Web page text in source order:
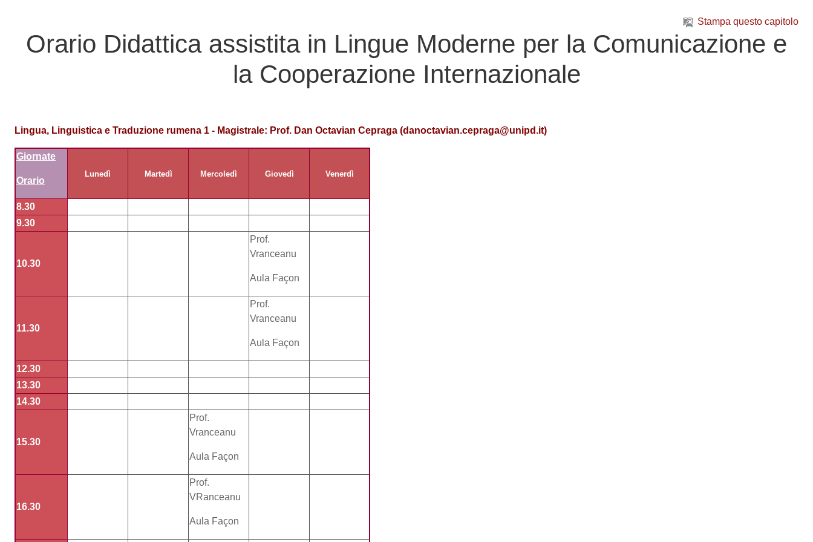
Stampa questo capitolo
Orario Didattica assistita in Lingue Moderne per la Comunicazione e
la Cooperazione Internazionale
Lingua, Linguistica e Traduzione rumena 1 - Magistrale: Prof. Dan Octavian Cepraga (danoctavian.cepraga@unipd.it)
Giornate
Orario
Lunedì Martedì Mercoledì Giovedì Venerdì
8.30
9.30
10.30
Prof.
Vranceanu
Aula Façon
11.30
Prof.
Vranceanu
Aula Façon
12.30
13.30
14.30
15.30
Prof.
Vranceanu
Aula Façon
16.30
Prof.
VRanceanu
Aula Façon